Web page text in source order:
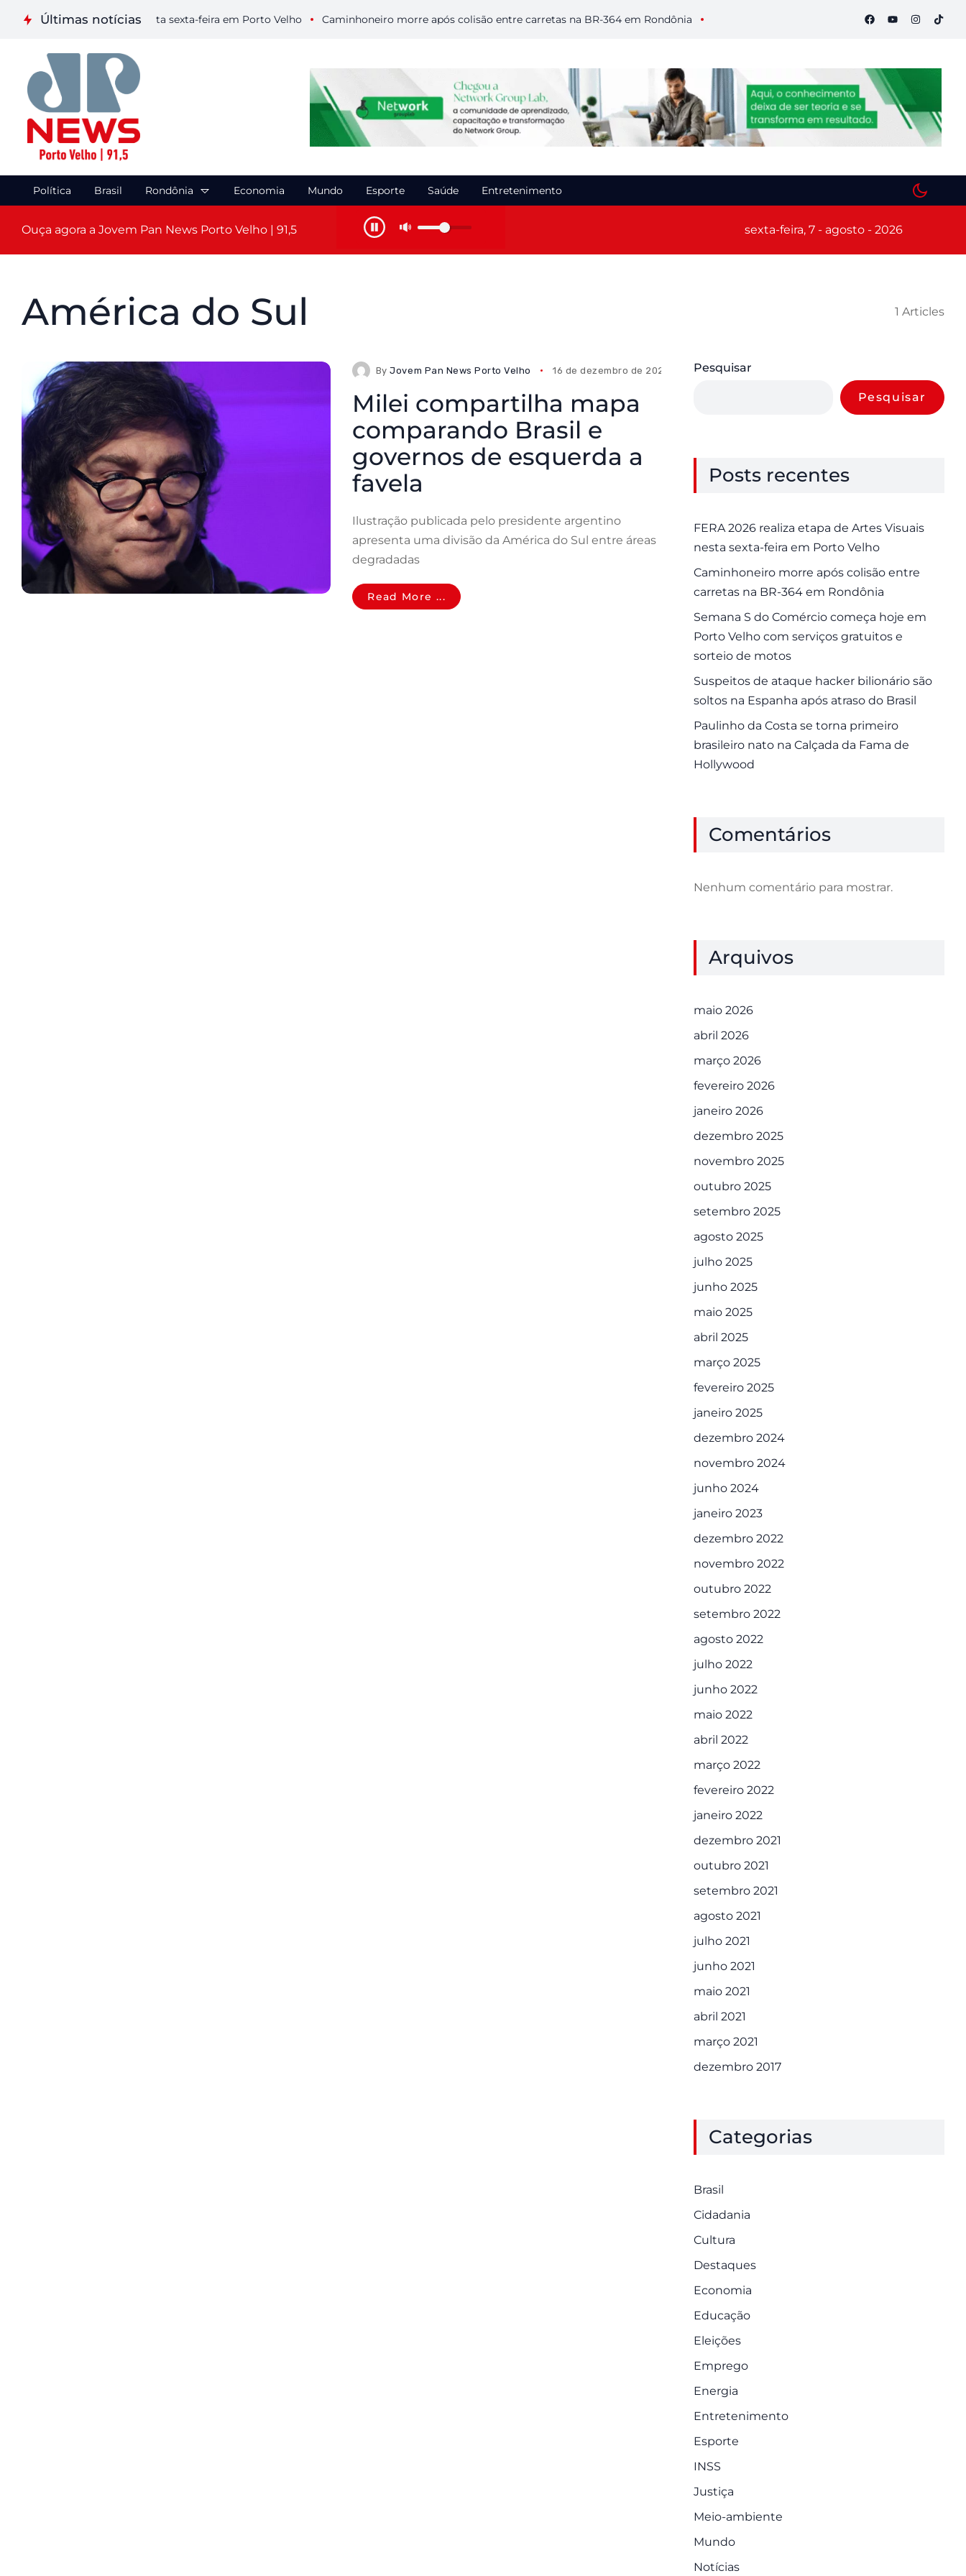
Últimas notícias
de Artes Visuais nesta sexta-feira em Porto Velho Caminhoneiro morre após colisão entre carretas na BR-364 em Rondônia Semana S do Comércio começa hoje em Porto Velho
Política Brasil Rondônia Economia Mundo Esporte Saúde Entretenimento
Ouça agora a Jovem Pan News Porto Velho | 91,5 sexta-feira, 7 - agosto - 2026
América do Sul 1 Articles
ByJovem Pan News Porto Velho 16 de dezembro de 2025 0 Comments
Milei compartilha mapa
comparando Brasil e
governos de esquerda a
favela
Ilustração publicada pelo presidente argentino
apresenta uma divisão da América do Sul entre áreas
degradadas
Read More ...
Pesquisar
Pesquisar
Posts recentes
FERA 2026 realiza etapa de Artes Visuais
nesta sexta-feira em Porto Velho
Caminhoneiro morre após colisão entre
carretas na BR-364 em Rondônia
Semana S do Comércio começa hoje em
Porto Velho com serviços gratuitos e
sorteio de motos
Suspeitos de ataque hacker bilionário são
soltos na Espanha após atraso do Brasil
Paulinho da Costa se torna primeiro
brasileiro nato na Calçada da Fama de
Hollywood
Comentários
Nenhum comentário para mostrar.
Arquivos
maio 2026
abril 2026
março 2026
fevereiro 2026
janeiro 2026
dezembro 2025
novembro 2025
outubro 2025
setembro 2025
agosto 2025
julho 2025
junho 2025
maio 2025
abril 2025
março 2025
fevereiro 2025
janeiro 2025
dezembro 2024
novembro 2024
junho 2024
janeiro 2023
dezembro 2022
novembro 2022
outubro 2022
setembro 2022
agosto 2022
julho 2022
junho 2022
maio 2022
abril 2022
março 2022
fevereiro 2022
janeiro 2022
dezembro 2021
outubro 2021
setembro 2021
agosto 2021
julho 2021
junho 2021
maio 2021
abril 2021
março 2021
dezembro 2017
Categorias
Brasil
Cidadania
Cultura
Destaques
Economia
Educação
Eleições
Emprego
Energia
Entretenimento
Esporte
INSS
Justiça
Meio-ambiente
Mundo
Notícias